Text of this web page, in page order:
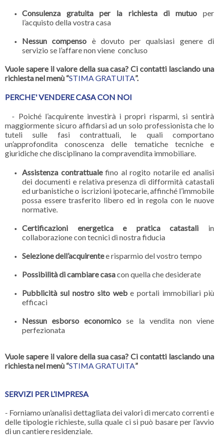
Consulenza gratuita per la richiesta di mutuo per
l’acquisto della vostra casa
Nessun compenso è dovuto per qualsiasi genere di
servizio se l’affare non viene concluso
Vuole sapere il valore della sua casa? Ci contatti lasciando una
richiesta nel menù “STIMA GRATUITA”.
PERCHE' VENDERE CASA CON NOI
- Poiché l’acquirente investirà i propri risparmi, si sentirà
maggiormente sicuro affidarsi ad un solo professionista che lo
tuteli sulle fasi contrattuali, le quali comportano
un’approfondita conoscenza delle tematiche tecniche e
giuridiche che disciplinano la compravendita immobiliare.
Assistenza contrattualefino al rogito notarile ed analisi
dei documenti e relativa presenza di difformità catastali
ed urbanistiche o iscrizioni ipotecarie, affinché l’immobile
possa essere trasferito libero ed in regola con le nuove
normative.
Certificazioni energetica e pratica catastali in
collaborazione con tecnici di nostra fiducia
Selezione dell’acquirentee risparmio del vostro tempo
Possibilità di cambiare casacon quella che desiderate
Pubblicità sul nostro sito webe portali immobiliari più
efficaci
Nessun esborso economico se la vendita non viene
perfezionata
Vuole sapere il valore della sua casa? Ci contatti lasciando una
richiesta nel menù “STIMA GRATUITA”
SERVIZI PER L’IMPRESA
- Forniamo un’analisi dettagliata dei valori di mercato correnti e
delle tipologie richieste, sulla quale ci si può basare per l’avvio
di un cantiere residenziale.